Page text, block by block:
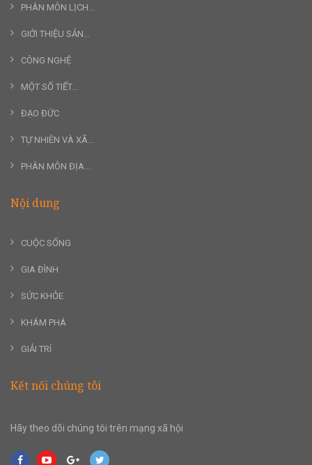
PHÂN MÔN LỊCH...
GIỚI THIỆU SẢN...
CÔNG NGHỆ
MỘT SỐ TIẾT...
ĐẠO ĐỨC
TỰ NHIÊN VÀ XÃ...
PHÂN MÔN ĐỊA...
Nội dung
CUỘC SỐNG
GIA ĐÌNH
SỨC KHỎE
KHÁM PHÁ
GIẢI TRÍ
Kết nối chúng tôi
Hãy theo dõi chúng tôi trên mạng xã hội